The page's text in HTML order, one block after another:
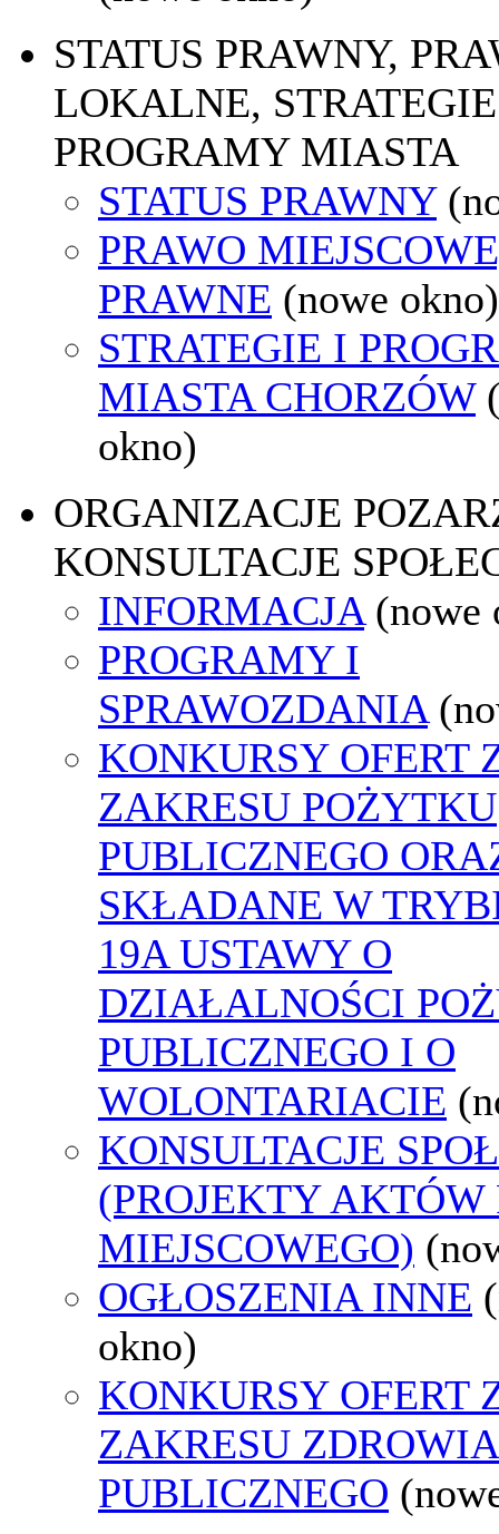
STATUS PRAWNY,
LOKALNE,
PROGRAMY MIASTA
STATUS PRAWNY
PRAWO
PRAWNE (nowe okno)
STRATEGIE I
MIASTA CHORZÓW
okno)
ORGANIZACJE
KONSULTACJE
INFORMACJA (nowe
PROGRAMY I
SPRAWOZDANIA
KONKURSY OFERT
ZAKRESU POŻYTKU
PUBLICZNEGO
SKŁADANE W
19A USTAWY O
DZIAŁALNOŚCI
PUBLICZNEGO I O
WOLONTARIACIE
KONSULTACJE
(PROJEKTY AKTÓW
MIEJSCOWEGO)
OGŁOSZENIA INNE
okno)
KONKURSY OFERT
ZAKRESU ZDROWIA
PUBLICZNEGO